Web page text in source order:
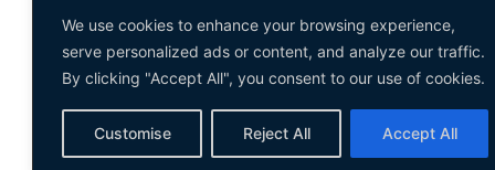
We use cookies to enhance your browsing experience,
serve personalized ads or content, and analyze our traffic.
By clicking "Accept All", you consent to our use of cookies.
Customise Reject All Accept All